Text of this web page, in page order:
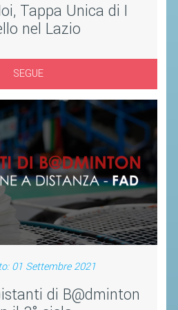
Tappa Unica di I
nel Lazio
SEGUE
01 Settembre 2021
di B@dminton
AL TESSERAMENTO ON
EVENTI
D'ORO CAMPIONATI ITALIANI
A SQUADRE
INTERNAZIONALI
NAZIONALI